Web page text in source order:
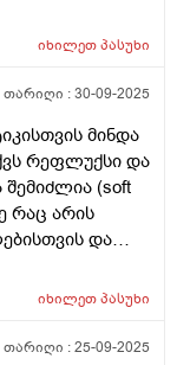
იხილეთპასუხი
თარიღი :30-09-2025
მინდა
რეფლუქსი და
(soft
რაც არის
და
დაბალი
იხილეთპასუხი
თარიღი :25-09-2025